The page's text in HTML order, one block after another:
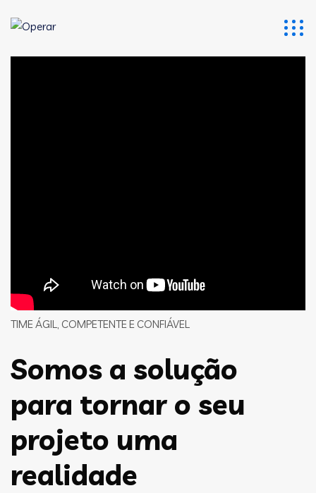
TIME ÁGIL, COMPETENTE E CONFIÁVEL
Somos a solução
para tornar o seu
projeto uma
realidade